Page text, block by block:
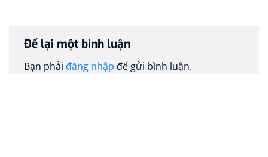
Để lại một bình luận
Bạn phải đăng nhập để gửi bình luận.